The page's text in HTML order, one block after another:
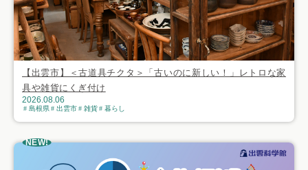
【出雲市】＜古道具チクタ＞「古いのに新しい！」レトロな家
具や雑貨にくぎ付け
2026.08.06
島根県 出雲市 雑貨 暮らし
NEW!